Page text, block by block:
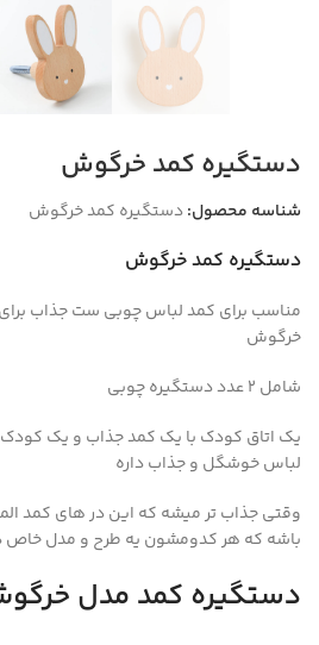
دستگیره کمد خرگوش
شناسه محصول:دستگیره کمد خرگوش
دستگیره کمد خرگوش
مناسب برای کمد لباس چوبی ست جذاب
خرگوش
شامل 2 عدد دستگیره چوبی
یک اتاق کودک با یک کمد جذاب و یک کودک
لباس خوشگل و جذاب داره
وقتی جذاب تر میشه که این در های کمد
باشه که هر کدومشون یه طرح و مدل خاص
دستگیره کمد مدل